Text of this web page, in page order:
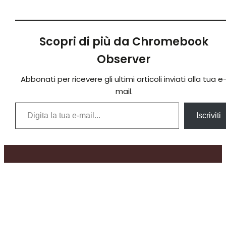
Scopri di più da Chromebook
Observer
Abbonati per ricevere gli ultimi articoli inviati alla tua
mail.
Digita la tua e-mail...
Iscriviti